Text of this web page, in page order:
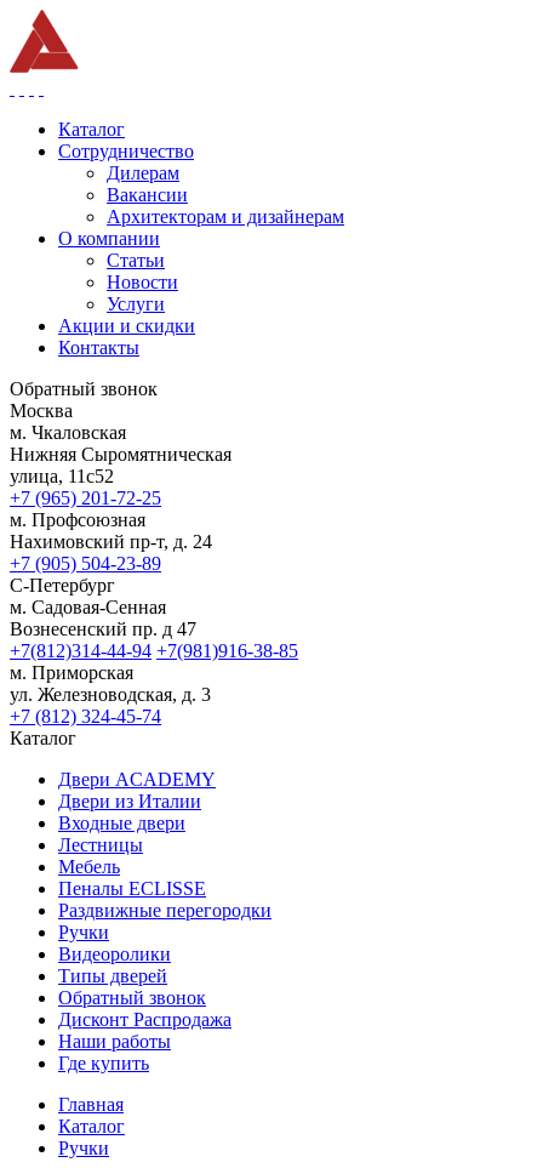
Каталог
Сотрудничество
Дилерам
Вакансии
Архитекторам и дизайнерам
О компании
Статьи
Новости
Услуги
Акции и скидки
Контакты
Обратный звонок
Москва
м. Чкаловская
Нижняя Сыромятническая
улица, 11с52
+7 (965) 201-72-25
м. Профсоюзная
Нахимовский пр-т, д. 24
+7 (905) 504-23-89
С-Петербург
м. Садовая-Сенная
Вознесенский пр. д 47
+7(812)314-44-94 +7(981)916-38-85
м. Приморская
ул. Железноводская, д. 3
+7 (812) 324-45-74
Каталог
Двери ACADEMY
Двери из Италии
Входные двери
Лестницы
Мебель
Пеналы ECLISSE
Раздвижные перегородки
Ручки
Видеоролики
Типы дверей
Обратный звонок
Дисконт Распродажа
Наши работы
Где купить
Главная
Каталог
Ручки